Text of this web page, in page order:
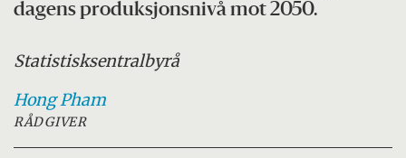
dagens produksjonsnivå mot 2050.
Statistisksentralbyrå
HongPham
RÅDGIVER